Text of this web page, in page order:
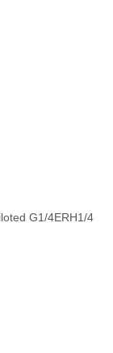
G1/4ERH1/4